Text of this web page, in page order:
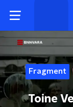
Fragment
Toine